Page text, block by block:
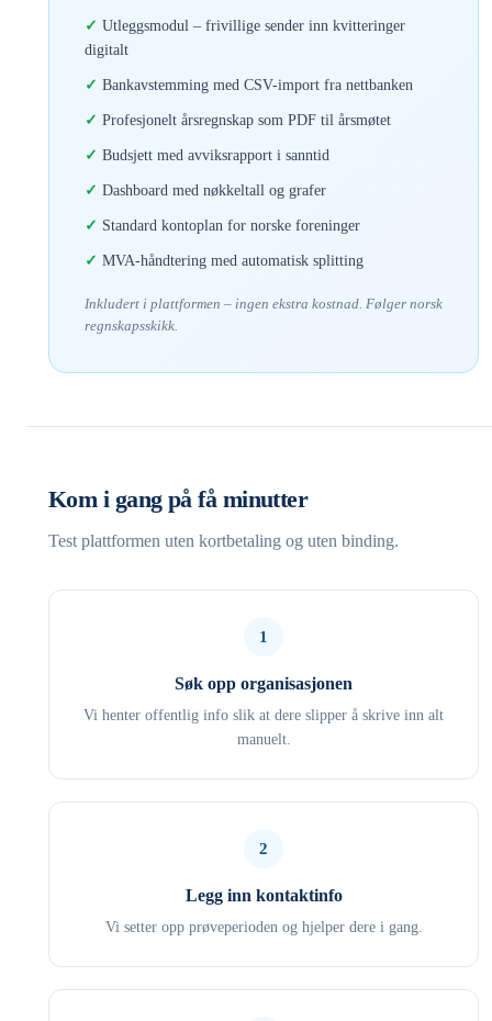
Utleggsmodul – frivillige sender inn kvitteringer
digitalt
Bankavstemming med CSV-import fra nettbanken
Profesjonelt årsregnskap som PDF til årsmøtet
Budsjett med avviksrapport i sanntid
Dashboard med nøkkeltall og grafer
Standard kontoplan for norske foreninger
MVA-håndtering med automatisk splitting
Inkludert i plattformen – ingen ekstra kostnad. Følger norsk
regnskapsskikk.
Kom i gang på få minutter
Test plattformen uten kortbetaling og uten binding.
1
Søk opp organisasjonen
Vi henter offentlig info slik at dere slipper å skrive inn alt
manuelt.
2
Legg inn kontaktinfo
Vi setter opp prøveperioden og hjelper dere i gang.